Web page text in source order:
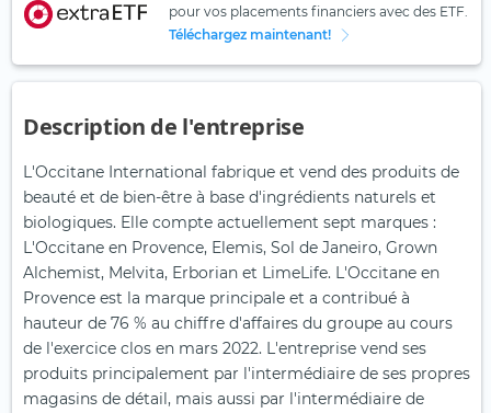
pour vos placements financiers avec des ETF.
Téléchargez maintenant!
Description de l'entreprise
L'Occitane International fabrique et vend des produits de
beauté et de bien-être à base d'ingrédients naturels et
biologiques. Elle compte actuellement sept marques :
L'Occitane en Provence, Elemis, Sol de Janeiro, Grown
Alchemist, Melvita, Erborian et LimeLife. L'Occitane en
Provence est la marque principale et a contribué à
hauteur de 76 % au chiffre d'affaires du groupe au cours
de l'exercice clos en mars 2022. L'entreprise vend ses
produits principalement par l'intermédiaire de ses propres
magasins de détail, mais aussi par l'intermédiaire de